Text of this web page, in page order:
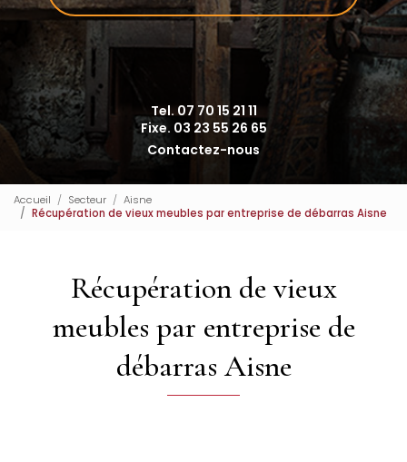
Tel. 07 70 15 21 11
Fixe. 03 23 55 26 65
Contactez-nous
Accueil Secteur
Aisne
Récupération de vieux meubles par entreprise de débarras Aisne
Récupération de vieux
meubles par entreprise de
débarras Aisne